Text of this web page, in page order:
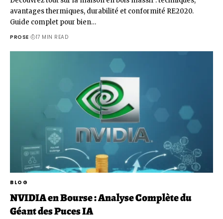
avantages thermiques, durabilité et conformité RE2020.
Guide complet pour bien…
PROSE 17 MIN READ
BLOG
NVIDIA en Bourse : Analyse Complète du
Géant des Puces IA